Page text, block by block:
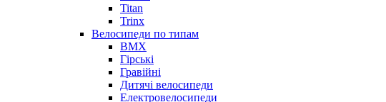
Titan
Trinx
Велосипеди по типам
BMX
Гірські
Гравійні
Дитячі велосипеди
Електровелосипеди